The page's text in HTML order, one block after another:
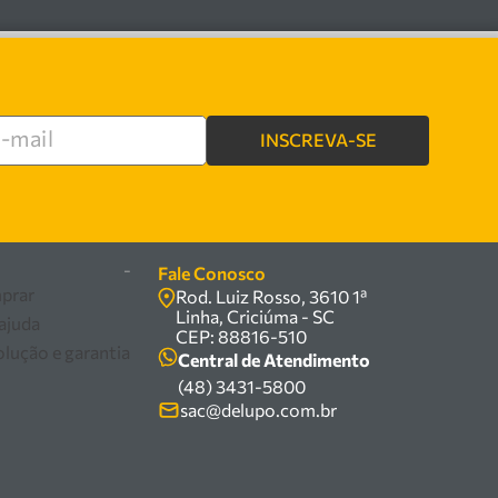
INSCREVA-SE
-
Fale Conosco
Rod. Luiz Rosso, 3610 1ª
Linha, Criciúma - SC
CEP: 88816-510
Central de Atendimento
(48) 3431-5800
sac@delupo.com.br